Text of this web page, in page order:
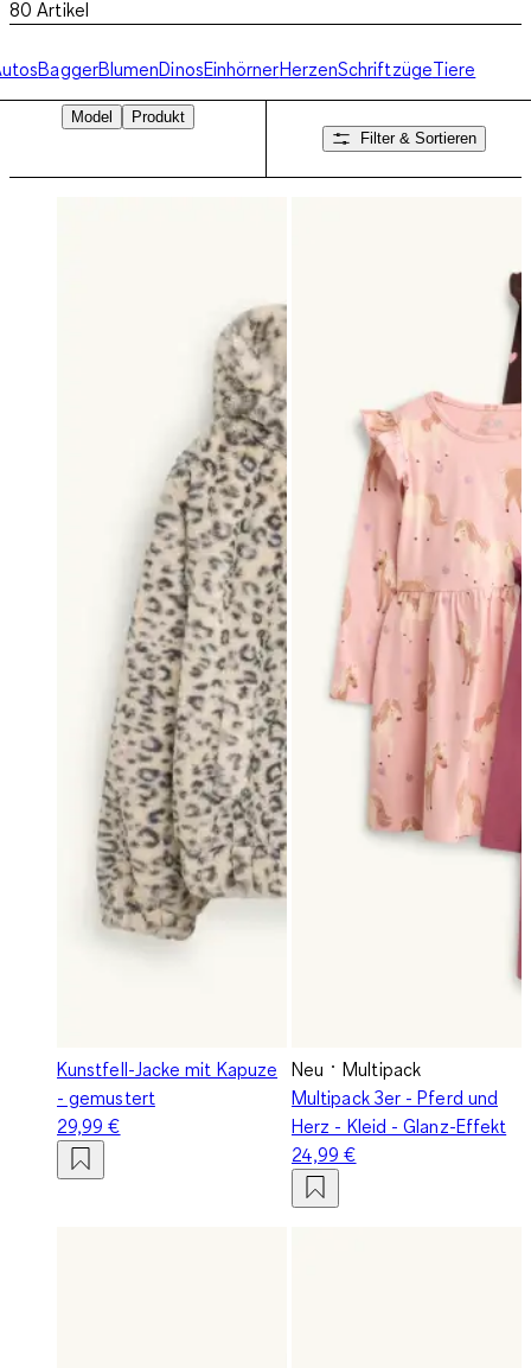
80 Artikel
BaggerBlumenDinosEinhörnerHerzenSchriftzügeTiere
Model
Produkt
Filter & Sortieren
Kunstfell-Jacke mit Kapuze
- gemustert
29,99 €
Neu
Multipack
Multipack 3er - Pferd und
Herz - Kleid - Glanz-Effekt
24,99 €